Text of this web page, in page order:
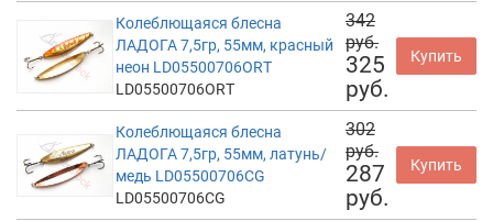
Колеблющаяся блесна
ЛАДОГА 7,5гр, 55мм, красный
неон LD05500706ORT
LD05500706ORT
342
руб.
325
руб.
Купить
Колеблющаяся блесна
ЛАДОГА 7,5гр, 55мм, латунь/
медь LD05500706CG
LD05500706CG
302
руб.
287
руб.
Купить